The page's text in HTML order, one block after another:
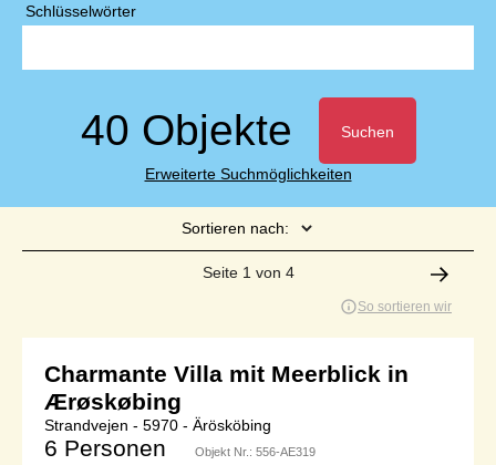
Schlüsselwörter
40 Objekte Suchen
Erweiterte Suchmöglichkeiten
Sortieren nach:
Seite 1 von 4
So sortieren wir
Charmante Villa mit Meerblick in
Ærøskøbing
Strandvejen - 5970 - Ärösköbing
6 Personen Objekt Nr.: 556-AE319